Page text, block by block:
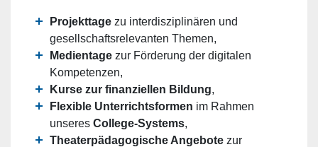
Projekttage zu interdisziplinären und
gesellschaftsrelevanten Themen,
Medientage zur Förderung der digitalen
Kompetenzen,
Kurse zur finanziellen Bildung,
Flexible Unterrichtsformen im Rahmen
unseres College-Systems,
Theaterpädagogische Angebote zur